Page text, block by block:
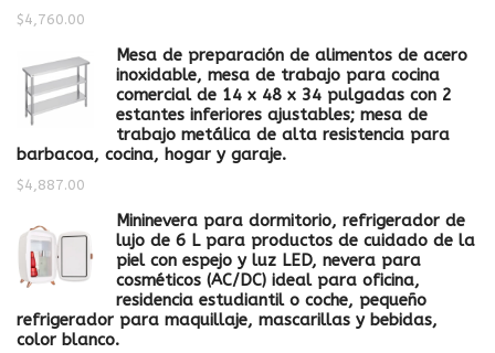
$4,760.00
Mesa de preparación de alimentos de acero
inoxidable, mesa de trabajo para cocina
comercial de 14 x 48 x 34 pulgadas con 2
estantes inferiores ajustables; mesa de
trabajo metálica de alta resistencia para
barbacoa, cocina, hogar y garaje.
$4,887.00
Mininevera para dormitorio, refrigerador de
lujo de 6 L para productos de cuidado de la
piel con espejo y luz LED, nevera para
cosméticos (AC/DC) ideal para oficina,
residencia estudiantil o coche, pequeño
refrigerador para maquillaje, mascarillas y bebidas,
color blanco.